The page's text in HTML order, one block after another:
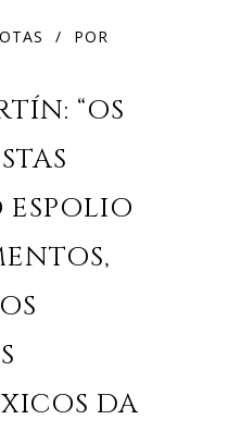
POR
“OS
ESPOLIO
DA